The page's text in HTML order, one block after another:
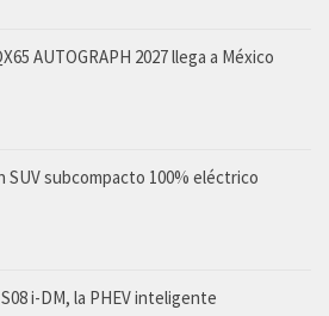
AUTOGRAPH 2027 llega a México
SUV subcompacto 100% eléctrico
i-DM, la PHEV inteligente